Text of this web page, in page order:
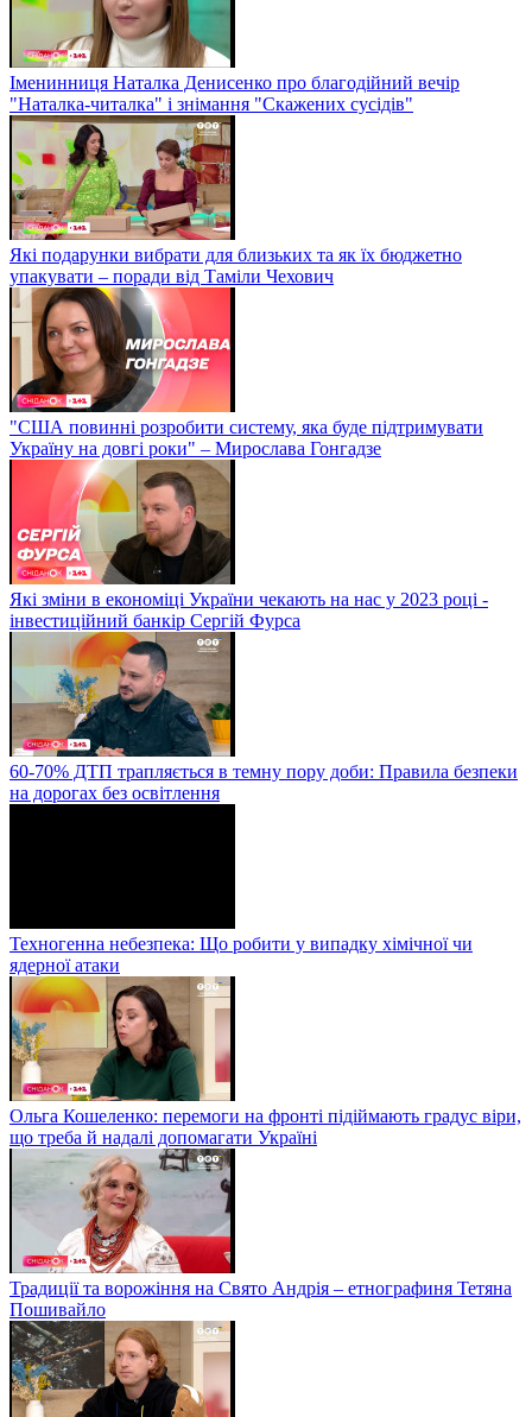
Іменинниця Наталка Денисенко про благодійний вечір
"Наталка-читалка" і знімання "Скажених сусідів"
Які подарунки вибрати для близьких та як їх бюджетно
упакувати – поради від Таміли Чехович
"США повинні розробити систему, яка буде підтримувати
Україну на довгі роки" – Мирослава Гонгадзе
Які зміни в економіці України чекають на нас у 2023 році -
інвестиційний банкір Сергій Фурса
60-70% ДТП трапляється в темну пору доби: Правила безпеки
на дорогах без освітлення
Техногенна небезпека: Що робити у випадку хімічної чи
ядерної атаки
Ольга Кошеленко: перемоги на фронті підіймають градус віри,
що треба й надалі допомагати Україні
Традиції та ворожіння на Свято Андрія – етнографиня Тетяна
Пошивайло